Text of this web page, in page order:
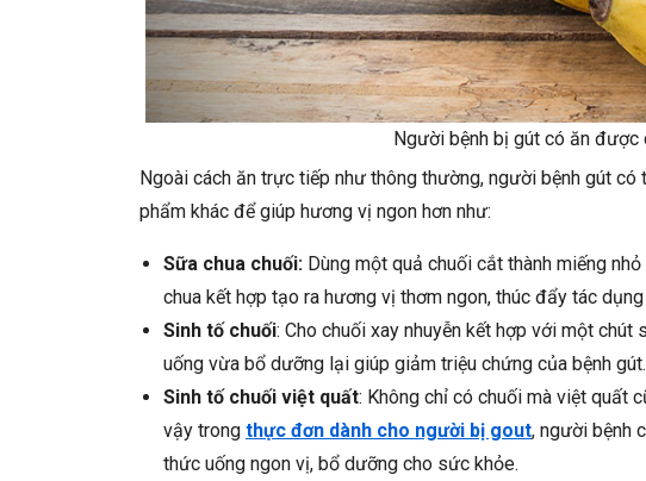
Người bệnh bị gút có ăn được
Ngoài cách ăn trực tiếp như thông thường, người bệnh gút
phẩm khác để giúp hương vị ngon hơn như:
Sữa chua chuối: Dùng một quả chuối cắt thành miếng
chua kết hợp tạo ra hương vị thơm ngon, thúc đẩy tác
Sinh tố chuối: Cho chuối xay nhuyễn kết hợp với một
uống vừa bổ dưỡng lại giúp giảm triệu chứng của bệnh gút.
Sinh tố chuối việt quất: Không chỉ có chuối mà việt quất
vậy trong thực đơn dành cho người bị gout, người bệnh
thức uống ngon vị, bổ dưỡng cho sức khỏe.